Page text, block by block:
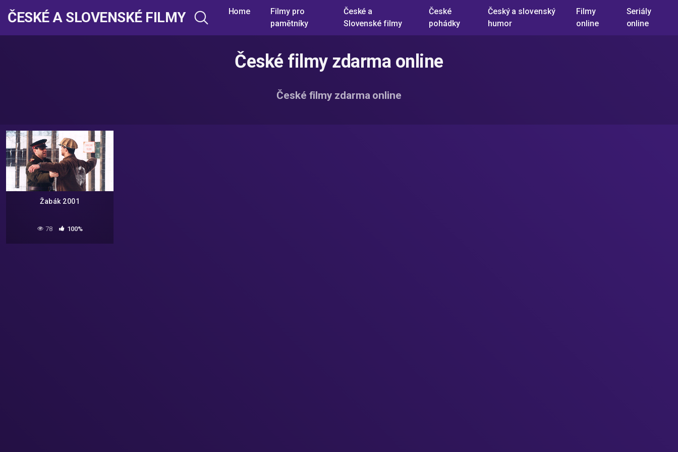
ČESKÉ A SLOVENSKÉ FILMY Home
Filmy pro
pamětníky
České a
Slovenské filmy
České
pohádky
Český a slovenský
humor
Filmy
online
Seriály
online
České filmy zdarma online
České filmy zdarma online
Žabák 2001
78 100%